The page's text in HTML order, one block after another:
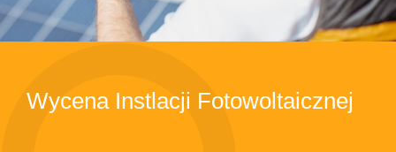
Wycena Instlacji Fotowoltaicznej